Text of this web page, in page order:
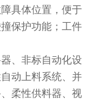
具体位置，便于
保护功能；工件
、非标自动化设
动上料系统、并
柔性供料器、视